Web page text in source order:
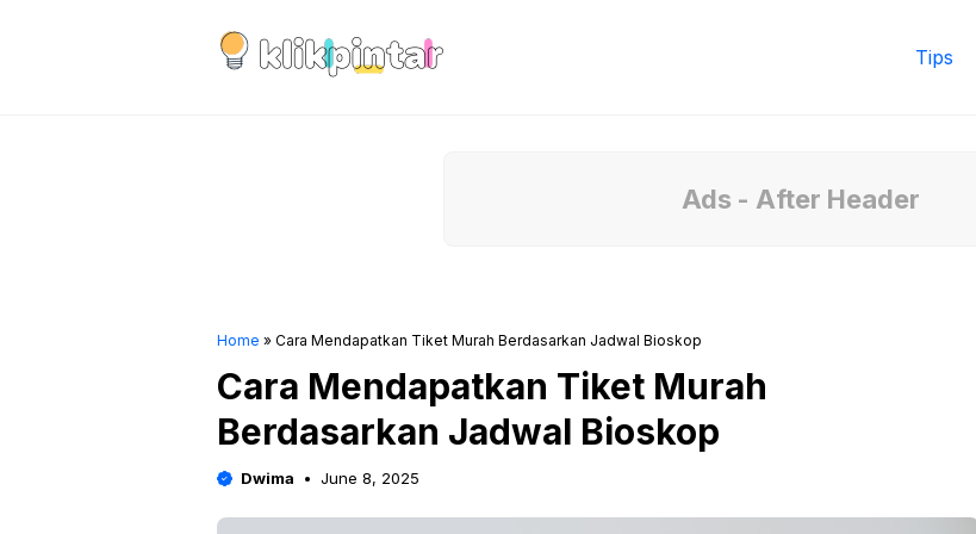
Tips
Ads - After Header
Home » Cara Mendapatkan Tiket Murah Berdasarkan Jadwal Bioskop
Cara Mendapatkan Tiket Murah
Berdasarkan Jadwal Bioskop
Dwima June 8, 2025